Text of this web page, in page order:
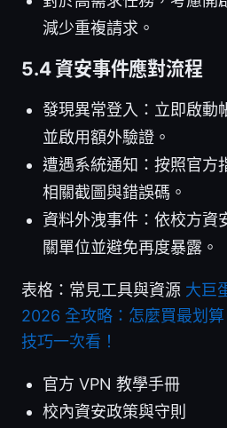
減少重複請求。
5.4 資安事件應對流程
發現異常登入：立即啟動
並啟用額外驗證。
遭遇系統通知：按照官方
相關截圖與錯誤碼。
資料外洩事件：依校方資
關單位並避免再度暴露。
表格：常見工具與資源 大巨
2026 全攻略：怎麼買最划
技巧一次看！
官方 VPN 教學手冊
校內資安政策與守則